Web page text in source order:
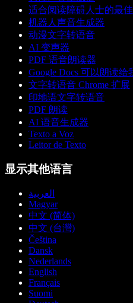
适合阅读障碍人士的最
机器人声音生成器
动漫文字转语音
AI 变声器
PDF 语音朗读器
Google Docs 可以朗读给
文字转语音 Chrome 扩展
印地语文字转语音
PDF 朗读
AI 语音生成器
Texto a Voz
Leitor de Texto
显示其他语言
العربية
Magyar
中文 (简体)
中文 (台灣)
Čeština
Dansk
Nederlands
English
Français
Suomi